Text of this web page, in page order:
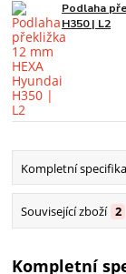
Podlaha
H350 | L2
Kompletní
Související zboží 2
Kompletní